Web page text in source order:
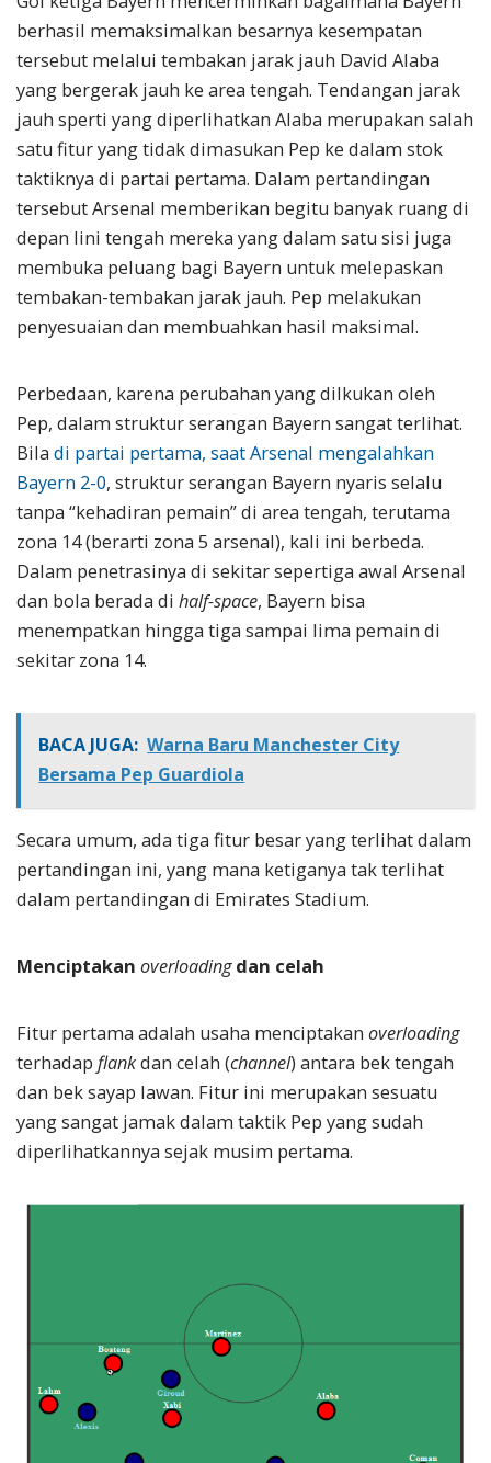
berhasil memaksimalkan besarnya kesempatan
tersebut melalui tembakan jarak jauh David Alaba
yang bergerak jauh ke area tengah. Tendangan jarak
jauh sperti yang diperlihatkan Alaba merupakan salah
satu fitur yang tidak dimasukan Pep ke dalam stok
taktiknya di partai pertama. Dalam pertandingan
tersebut Arsenal memberikan begitu banyak ruang di
depan lini tengah mereka yang dalam satu sisi juga
membuka peluang bagi Bayern untuk melepaskan
tembakan-tembakan jarak jauh. Pep melakukan
penyesuaian dan membuahkan hasil maksimal.
Perbedaan, karena perubahan yang dilkukan oleh
Pep, dalam struktur serangan Bayern sangat terlihat.
Bila di partai pertama, saat Arsenal mengalahkan
Bayern 2-0, struktur serangan Bayern nyaris selalu
tanpa “kehadiran pemain” di area tengah, terutama
zona 14 (berarti zona 5 arsenal), kali ini berbeda.
Dalam penetrasinya di sekitar sepertiga awal Arsenal
dan bola berada di half-space, Bayern bisa
menempatkan hingga tiga sampai lima pemain di
sekitar zona 14.
BACA JUGA: Warna Baru Manchester City
Bersama Pep Guardiola
Secara umum, ada tiga fitur besar yang terlihat dalam
pertandingan ini, yang mana ketiganya tak terlihat
dalam pertandingan di Emirates Stadium.
Menciptakan overloadingdan celah
Fitur pertama adalah usaha menciptakan overloading
terhadap flankdan celah (channel) antara bek tengah
dan bek sayap lawan. Fitur ini merupakan sesuatu
yang sangat jamak dalam taktik Pep yang sudah
diperlihatkannya sejak musim pertama.